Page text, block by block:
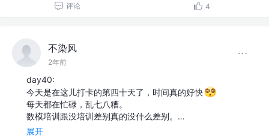
评论 4
不染风
2年前
day40:
今天是在这儿打卡的第四十天了，时间真的好快
每天都在忙碌，乱七八糟。
数模培训跟没培训差别真的没什么差别。…
展开